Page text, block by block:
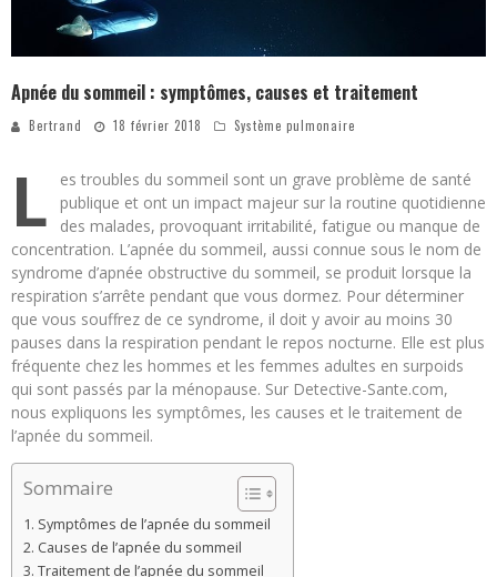
Apnée du sommeil : symptômes, causes et traitement
Bertrand 18 février 2018 Système pulmonaire
L
es troubles du sommeil sont un grave problème de santé
publique et ont un impact majeur sur la routine quotidienne
des malades, provoquant irritabilité, fatigue ou manque de
concentration. L’apnée du sommeil, aussi connue sous le nom de
syndrome d’apnée obstructive du sommeil, se produit lorsque la
respiration s’arrête pendant que vous dormez. Pour déterminer
que vous souffrez de ce syndrome, il doit y avoir au moins 30
pauses dans la respiration pendant le repos nocturne. Elle est plus
fréquente chez les hommes et les femmes adultes en surpoids
qui sont passés par la ménopause. Sur Detective-Sante.com,
nous expliquons les symptômes, les causes et le traitement de
l’apnée du sommeil.
Sommaire
Symptômes de l’apnée du sommeil
Causes de l’apnée du sommeil
Traitement de l’apnée du sommeil